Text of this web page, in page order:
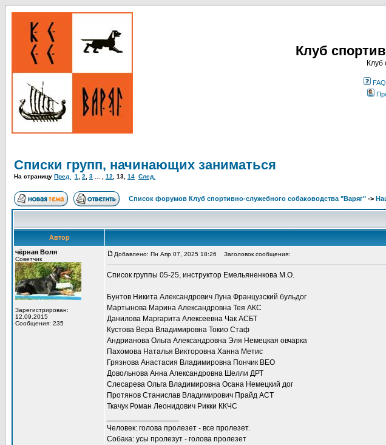
Клуб
Клуб
FAQ
Списки групп, начинающих заниматься
На страницу Пред. 1 2 3 12 13 14 След.
Список форумов Клуб спортивно-служебного собаководства "Варяг" ->
Автор
чёрная Воля
Советчик
Зарегистрирован:
12.09.2015
Сообщения: 235
Добавлено: Пн Апр 07, 2025 18:26 Заголовок сообщения:
Список группы 05-25, инструктор Емельяненкова М.О.
Бунтов Никита Александрович Луна Французский бульдог
Мартынова Марина Александровна Тея АКС
Данилова Маргарита Алексеевна Чак АСБТ
Кустова Вера Владимировна Токио Стаф
Андрианова Ольга Александровна Эля Немецкая овчарка
Пахомова Наталья Викторовна Ханна Метис
Грязнова Анастасия Владимировна Пончик ВЕО
Довольнова Анна Александровна Шелли ДРТ
Слесарева Ольга Владимировна Осана Немецкий дог
Протянов Станислав Владимирович Прайд АСТ
Ткачук Роман Леонидович Рикки ККЧС
Человек: голова пролезет - все пролезет.
Собака: усы пролезут - голова пролезет